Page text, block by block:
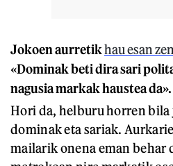
Jokoen aurretikhau esan
«Dominak beti dira sari
nagusia markak haustea da».
Hori da, helburu horren
dominak eta sariak.
mailarik onena eman behar